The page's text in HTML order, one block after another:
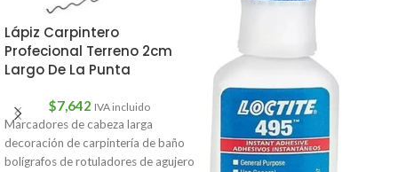
Lápiz Carpintero
Profecional Terreno 2cm
Largo De La Punta
$7,642 IVA incluido
Marcadores de cabeza larga
decoración de carpintería de baño
bolígrafos de rotuladores de agujero